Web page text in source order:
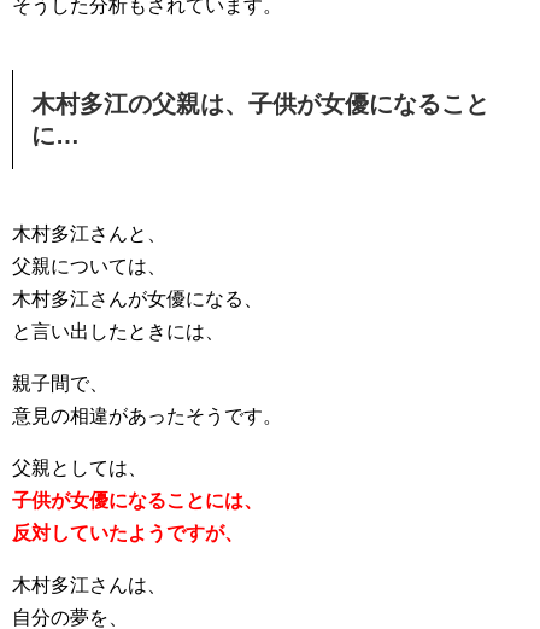
そうした分析もされています。
木村多江の父親は、子供が女優になること
に…
木村多江さんと、
父親については、
木村多江さんが女優になる、
と言い出したときには、
親子間で、
意見の相違があったそうです。
父親としては、
子供が女優になることには、
反対していたようですが、
木村多江さんは、
自分の夢を、